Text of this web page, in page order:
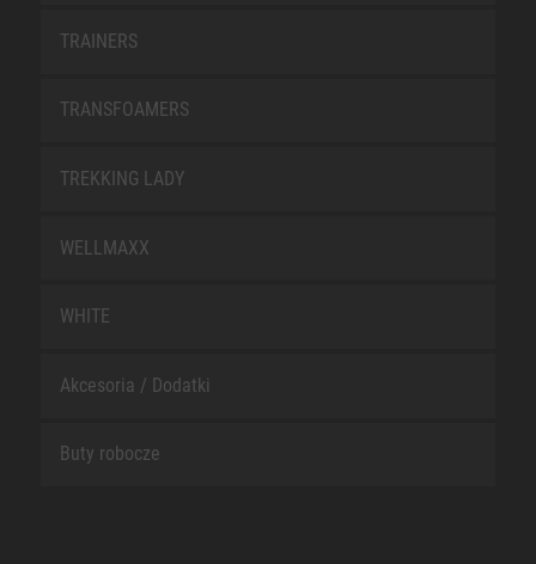
TRAINERS
TRANSFOAMERS
TREKKING LADY
WELLMAXX
WHITE
Akcesoria / Dodatki
Buty robocze